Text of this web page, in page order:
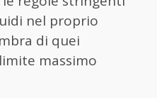
nel proprio
di quei
massimo